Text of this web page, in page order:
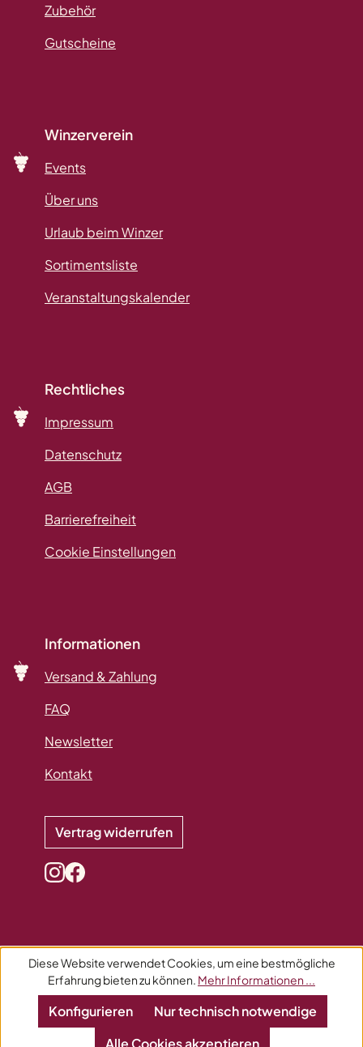
Zubehör
Gutscheine
Winzerverein
Events
Über uns
Urlaub beim Winzer
Sortimentsliste
Veranstaltungskalender
Rechtliches
Impressum
Datenschutz
AGB
Barrierefreiheit
Cookie Einstellungen
Informationen
Versand & Zahlung
FAQ
Newsletter
Kontakt
Vertrag widerrufen
Diese Website verwendet Cookies, um eine bestmögliche
Erfahrung bieten zu können. Mehr Informationen ...
Nur technisch notwendige
Konfigurieren
Alle Cookies akzeptieren